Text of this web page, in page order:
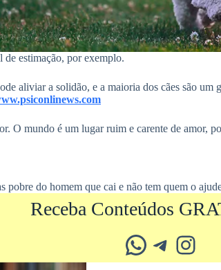
estimação, por exemplo.
aliviar a solidão, e a maioria dos cães são
O mundo é um lugar ruim e carente de amor,
pobre do homem que cai e não tem quem o
Receba Conteúdos
Whatsapp Telegram Instagram